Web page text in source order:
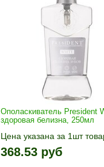
Ополаскиватель President
здоровая белизна, 250мл
Цена указана за 1шт
1шт прибавляется
и «-». Выберите нужное
368.53 руб